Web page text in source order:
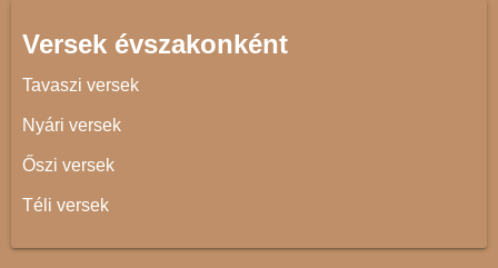
Versek évszakonként
Tavaszi versek
Nyári versek
Őszi versek
Téli versek